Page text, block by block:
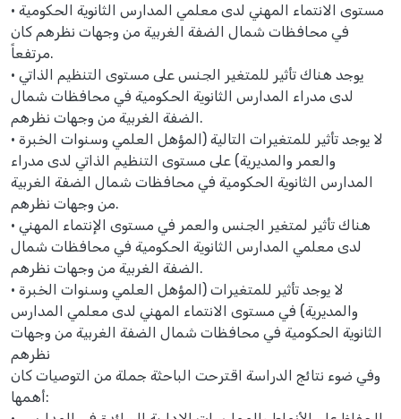
• مستوى الانتماء المهني لدى معلمي المدارس الثانوية الحكومية
في محافظات شمال الضفة الغربية من وجهات نظرهم كان
مرتفعاً.
• يوجد هناك تأثير للمتغير الجنس على مستوى التنظيم الذاتي
لدى مدراء المدارس الثانوية الحكومية في محافظات شمال
الضفة الغربية من وجهات نظرهم.
• لا يوجد تأثير للمتغيرات التالية (المؤهل العلمي وسنوات الخبرة
والعمر والمديرية) على مستوى التنظيم الذاتي لدى مدراء
المدارس الثانوية الحكومية في محافظات شمال الضفة الغربية
من وجهات نظرهم.
• هناك تأثير لمتغير الجنس والعمر في مستوى الإنتماء المهني
لدى معلمي المدارس الثانوية الحكومية في محافظات شمال
الضفة الغربية من وجهات نظرهم.
• لا يوجد تأثير للمتغيرات (المؤهل العلمي وسنوات الخبرة
والمديرية) في مستوى الانتماء المهني لدى معلمي المدارس
الثانوية الحكومية في محافظات شمال الضفة الغربية من وجهات
نظرهم
وفي ضوء نتائج الدراسة اقترحت الباحثة جملة من التوصيات كان
أهمها: